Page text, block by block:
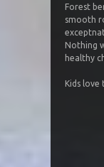
Forest
smooth
Nothing
healthy
Kids love